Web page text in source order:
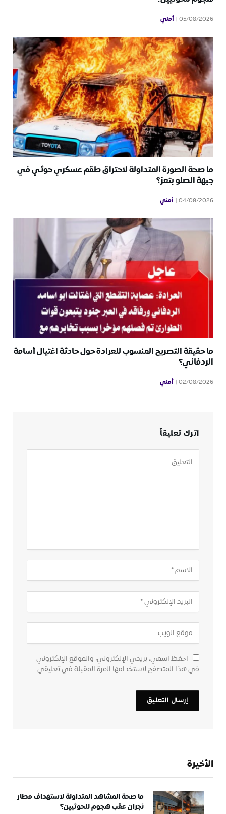
05/08/2026 أمني
ما صحة الصورة المتداولة لاحتراق طقم عسكري حوثي في
جبهة الصلو بتعز؟
04/08/2026 أمني
ما حقيقة التصريح المنسوب للعرادة حول حادثة اغتيال أسامة
الردفاني؟
02/08/2026 أمني
اترك تعليقاً
احفظ اسمي، بريدي الإلكتروني، والموقع الإلكتروني
في هذا المتصفح لاستخدامها المرة المقبلة في تعليقي.
الأخيرة
ما صحة المشاهد المتداولة لاستهداف مطار
نجران عقب هجوم للحوثيين؟